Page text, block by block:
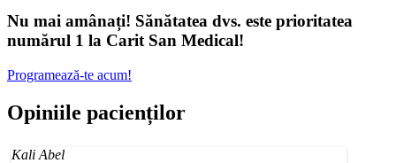
Nu mai amânați! Sănătatea dvs. este prioritatea
numărul 1 la Carit San Medical!
Programează-te acum!
Opiniile pacienților
Kali Abel